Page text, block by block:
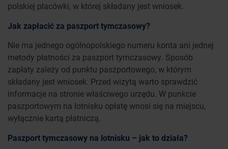
polskiej placówki, w której składany jest wniosek.
Jak zapłacić za paszport tymczasowy?
Nie ma jednego ogólnopolskiego numeru konta ani jednej
metody płatności za paszport tymczasowy. Sposób
zapłaty zależy od punktu paszportowego, w którym
składany jest wniosek. Przed wizytą warto sprawdzić
informacje na stronie właściwego urzędu. W punkcie
paszportowym na lotnisku opłatę wnosi się na miejscu,
wyłącznie kartą płatniczą.
Paszport tymczasowy na lotnisku – jak to działa?